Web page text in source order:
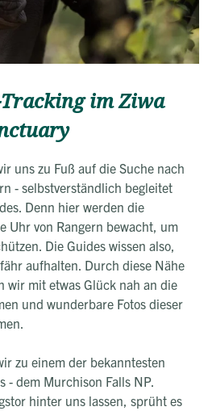
im Ziwa
uns zu Fuß auf die Suche nach
- selbstverständlich begleitet
Denn hier werden die
Uhr von Rangern bewacht, um
Die Guides wissen also,
aufhalten. Durch diese Nähe
wir mit etwas Glück nah an die
und wunderbare Fotos dieser
zu einem der bekanntesten
- dem Murchison Falls NP.
hinter uns lassen, sprüht es